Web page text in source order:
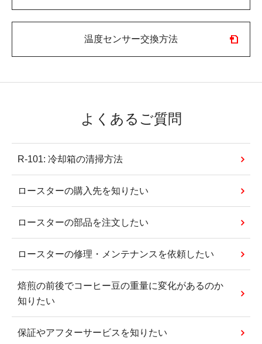
温度センサー交換方法
よくあるご質問
R-101: 冷却箱の清掃方法
ロースターの購入先を知りたい
ロースターの部品を注文したい
ロースターの修理・メンテナンスを依頼したい
焙煎の前後でコーヒー豆の重量に変化があるのか
知りたい
保証やアフターサービスを知りたい